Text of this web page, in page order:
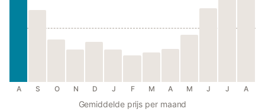
A S O N D J F M A M J J A
Gemiddelde prijs per maand